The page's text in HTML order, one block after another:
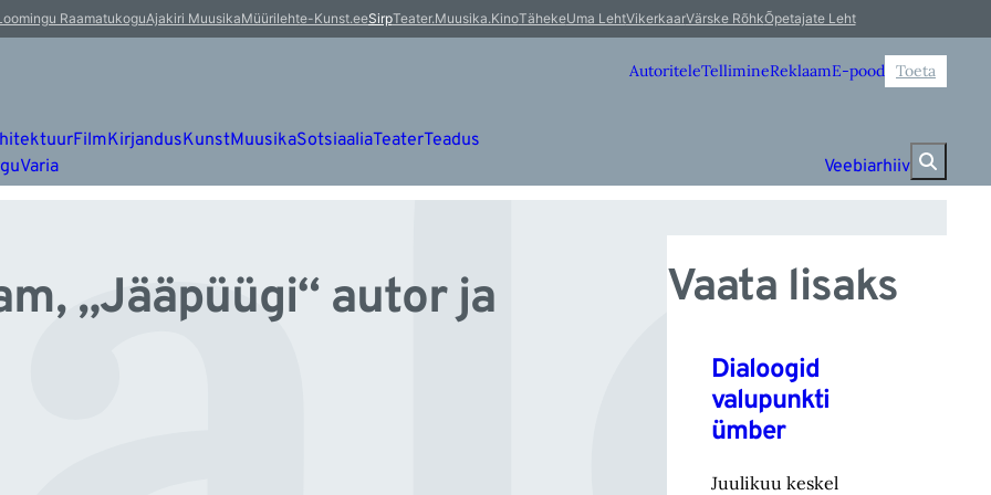
RaamatukoguAjakiri MuusikaMüürilehte-Kunst.eeSirpTeater.Muusika.KinoTähekeUma LehtVikerkaarVärske RõhkÕpetajate Leht
AutoriteleTellimineReklaamE-pood Toeta
FilmKirjandusKunstMuusikaSotsiaaliaTeaterTeadus
Varia Veebiarhiiv
„Jääpüügi“ autor ja
Vaata lisaks
Dialoogid
valupunkti
ümber
Juulikuu keskel